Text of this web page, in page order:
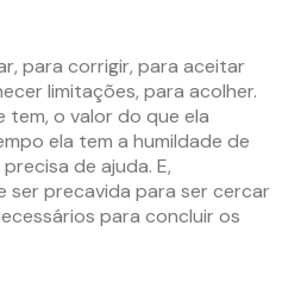
para corrigir, para aceitar
limitações, para acolher.
tem, o valor do que ela
ela tem a humildade de
de ajuda. E,
ser precavida para ser cercar
para concluir os